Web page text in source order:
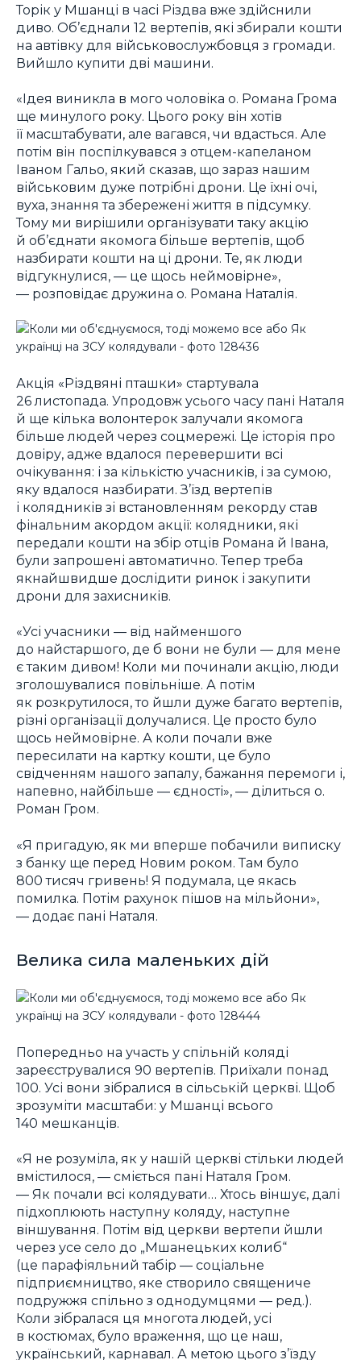
Торік у Мшанці в часі Різдва вже здійснили
диво. Об’єднали 12 вертепів, які збирали кошти
на автівку для військовослужбовця з громади.
Вийшло купити дві машини.
«Ідея виникла в мого чоловіка о. Романа Грома
ще минулого року. Цього року він хотів
її масштабувати, але вагався, чи вдасться. Але
потім він поспілкувався з отцем-капеланом
Іваном Гальо, який сказав, що зараз нашим
військовим дуже потрібні дрони. Це їхні очі,
вуха, знання та збережені життя в підсумку.
Тому ми вирішили організувати таку акцію
й об’єднати якомога більше вертепів, щоб
назбирати кошти на ці дрони. Те, як люди
відгукнулися, ― це щось неймовірне»,
― розповідає дружина о. Романа Наталія.
Акція «Різдвяні пташки» стартувала
26 листопада. Упродовж усього часу пані Наталя
й ще кілька волонтерок залучали якомога
більше людей через соцмережі. Це історія про
довіру, адже вдалося перевершити всі
очікування: і за кількістю учасників, і за сумою,
яку вдалося назбирати. З’їзд вертепів
і колядників зі встановленням рекорду став
фінальним акордом акції: колядники, які
передали кошти на збір отців Романа й Івана,
були запрошені автоматично. Тепер треба
якнайшвидше дослідити ринок і закупити
дрони для захисників.
«Усі учасники ― від найменшого
до найстаршого, де б вони не були ― для мене
є таким дивом! Коли ми починали акцію, люди
зголошувалися повільніше. А потім
як розкрутилося, то йшли дуже багато вертепів,
різні організації долучалися. Це просто було
щось неймовірне. А коли почали вже
пересилати на картку кошти, це було
свідченням нашого запалу, бажання перемоги і,
напевно, найбільше ― єдності», ― ділиться о.
Роман Гром.
«Я пригадую, як ми вперше побачили виписку
з банку ще перед Новим роком. Там було
800 тисяч гривень! Я подумала, це якась
помилка. Потім рахунок пішов на мільйони»,
― додає пані Наталя.
Велика сила маленьких дій
Попередньо на участь у спільній коляді
зареєструвалися 90 вертепів. Приїхали понад
100. Усі вони зібралися в сільській церкві. Щоб
зрозуміти масштаби: у Мшанці всього
140 мешканців.
«Я не розуміла, як у нашій церкві стільки людей
вмістилося, ― сміється пані Наталя Гром.
― Як почали всі колядувати… Хтось віншує, далі
підхоплюють наступну коляду, наступне
віншування. Потім від церкви вертепи йшли
через усе село до „Мшанецьких колиб“
(це парафіяльний табір ― соціальне
підприємництво, яке створило священиче
подружжя спільно з однодумцями ― ред.).
Коли зібралася ця многота людей, усі
в костюмах, було враження, що це наш,
український, карнавал. А метою цього з’їзду